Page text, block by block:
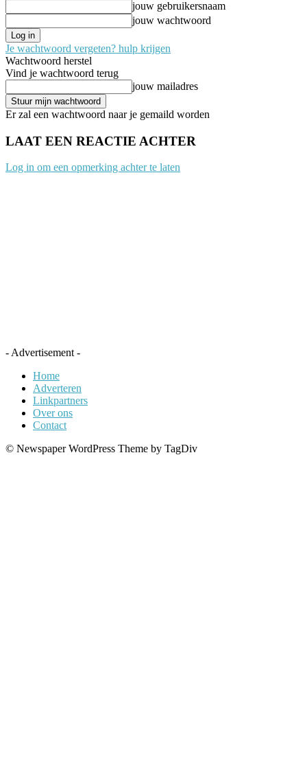
jouw gebruikersnaam
jouw wachtwoord
Je wachtwoord vergeten? hulp krijgen
Wachtwoord herstel
Vind je wachtwoord terug
jouw mailadres
Er zal een wachtwoord naar je gemaild worden
LAAT EEN REACTIE ACHTER
Log in om een opmerking achter te laten
- Advertisement -
Home
Adverteren
Linkpartners
Over ons
Contact
© Newspaper WordPress Theme by TagDiv